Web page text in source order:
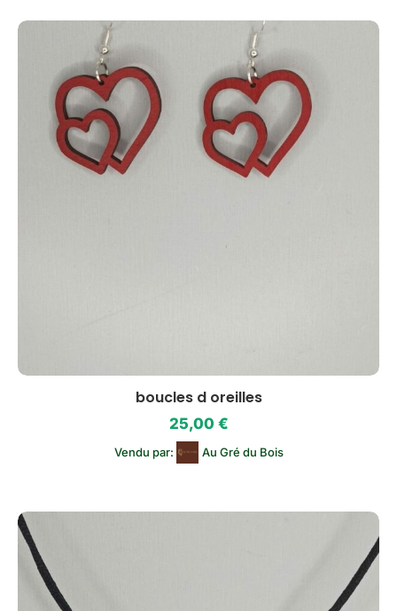
boucles d oreilles
25,00 €
Vendu par: Au Gré du Bois